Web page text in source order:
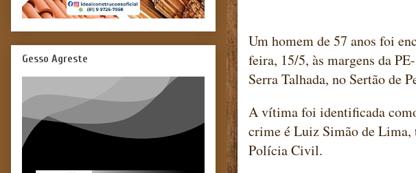
Um homem de 57 anos foi
feira, 15/5, às margens da
Serra Talhada, no Sertão de
A vítima foi identificada
crime é Luiz Simão de Lima,
Polícia Civil.
Gesso Agreste